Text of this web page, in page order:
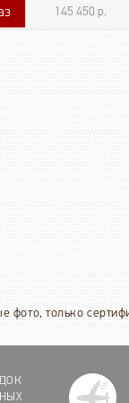
145 450 р.
фото, только